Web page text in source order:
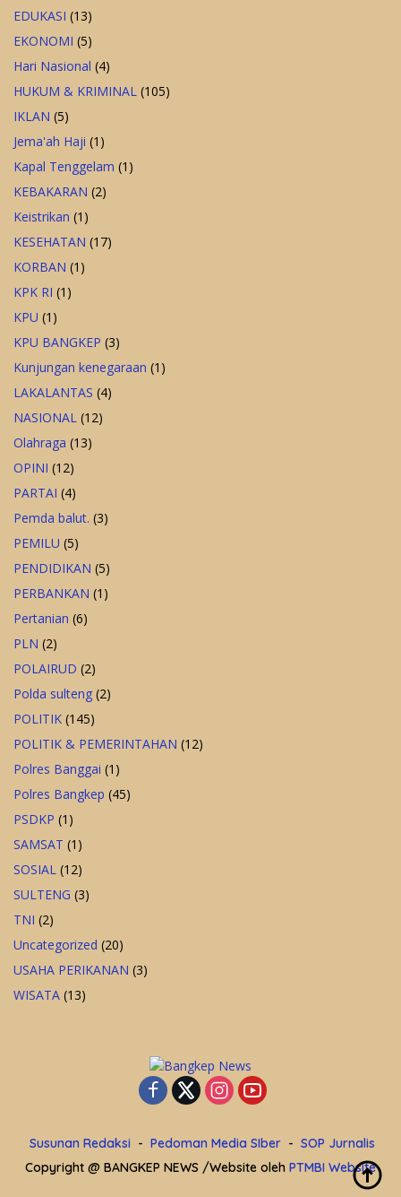
EDUKASI (13)
EKONOMI (5)
Hari Nasional (4)
HUKUM & KRIMINAL (105)
IKLAN (5)
Jema'ah Haji (1)
Kapal Tenggelam (1)
KEBAKARAN (2)
Keistrikan (1)
KESEHATAN (17)
KORBAN (1)
KPK RI (1)
KPU (1)
KPU BANGKEP (3)
Kunjungan kenegaraan (1)
LAKALANTAS (4)
NASIONAL (12)
Olahraga (13)
OPINI (12)
PARTAI (4)
Pemda balut. (3)
PEMILU (5)
PENDIDIKAN (5)
PERBANKAN (1)
Pertanian (6)
PLN (2)
POLAIRUD (2)
Polda sulteng (2)
POLITIK (145)
POLITIK & PEMERINTAHAN (12)
Polres Banggai (1)
Polres Bangkep (45)
PSDKP (1)
SAMSAT (1)
SOSIAL (12)
SULTENG (3)
TNI (2)
Uncategorized (20)
USAHA PERIKANAN (3)
WISATA (13)
Susunan Redaksi Pedoman Media SIber
SOP Jurnalis
Copyright @ BANGKEP NEWS /Website oleh PTMBI Website